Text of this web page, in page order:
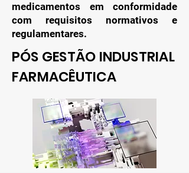
medicamentos em conformidade
com requisitos normativos e
regulamentares.
PÓS GESTÃO INDUSTRIAL
FARMACÊUTICA